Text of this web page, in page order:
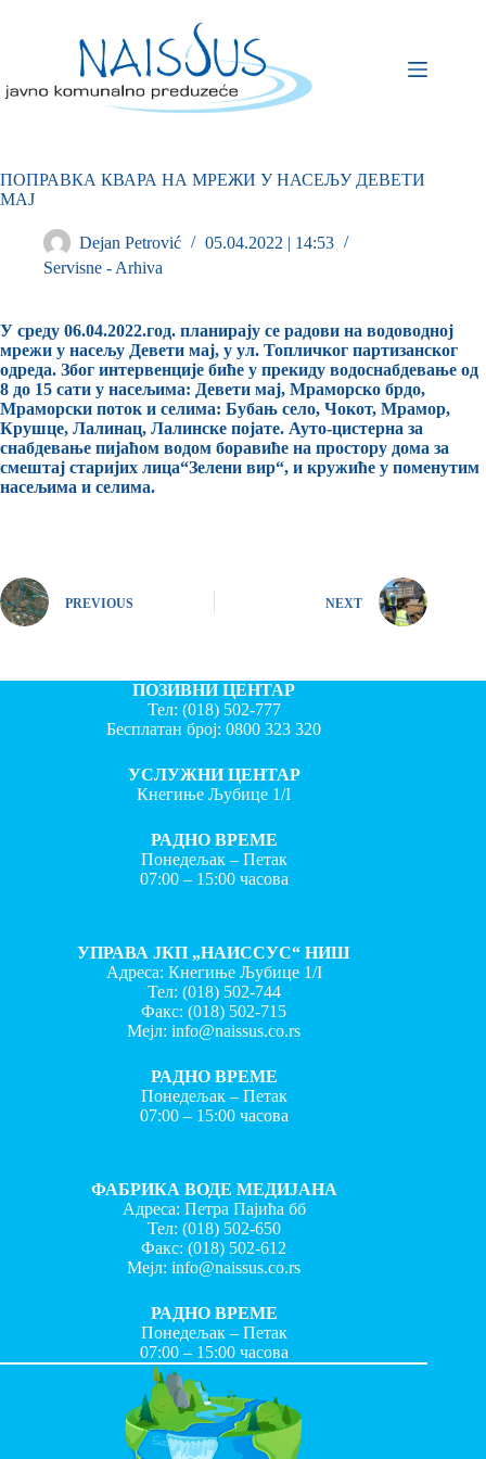
ПОПРАВКА КВАРА НА МРЕЖИ У НАСЕЉУ ДЕВЕТИ
МАЈ
Dejan Petrović
05.04.2022 | 14:53
Servisne - Arhiva
У среду 06.04.2022.год. планирају се радови на водоводној
мрежи у насељу Девети мај, у ул. Топличког партизанског
одреда. Због интервенције биће у прекиду водоснабдевање од
8 до 15 сати у насељима: Девети мај, Мраморско брдо,
Мраморски поток и селима: Бубањ село, Чокот, Мрамор,
Крушце, Лалинац, Лалинске појате. Ауто-цистерна за
снабдевање пијаћом водом боравиће на простору дома за
смештај старијих лица“Зелени вир“, и кружиће у поменутим
насељима и селима.
PREVIOUS NEXT
ПОЗИВНИ ЦЕНТАР
Тел: (018) 502-777
Бесплатан број:0800 323 320
УСЛУЖНИ ЦЕНТАР
Кнегиње Љубице 1/I
РАДНО ВРЕМЕ
Понедељак – Петак
07:00 – 15:00 часова
УПРАВА ЈКП „НАИССУС“ НИШ
Адреса: Кнегиње Љубице 1/I
Тел: (018) 502-744
Факс:(018) 502-715
Мејл:info@naissus.co.rs
РАДНО ВРЕМЕ
Понедељак – Петак
07:00 – 15:00 часова
ФАБРИКА ВОДЕ МЕДИЈАНА
Адреса: Петра Пајића бб
Тел: (018) 502-650
Факс:(018) 502-612
Мејл:info@naissus.co.rs
РАДНО ВРЕМЕ
Понедељак – Петак
07:00 – 15:00 часова